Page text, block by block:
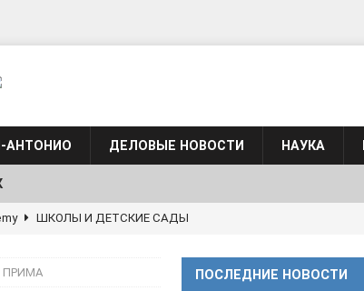
АНТОНИО ДЕЛОВЫЕ НОВОСТИ НАУКА
ШКОЛЫ И ДЕТСКИЕ САДЫ
для взрослых при Культурном центре “Наш Техас”
ПРИМА ПОСЛЕДНИЕ НОВОСТИ